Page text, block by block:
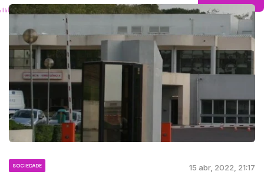
SOCIEDADE 15 abr, 2022, 21:17